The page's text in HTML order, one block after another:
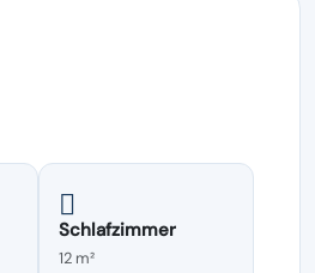
Schlafzimmer
12 m²